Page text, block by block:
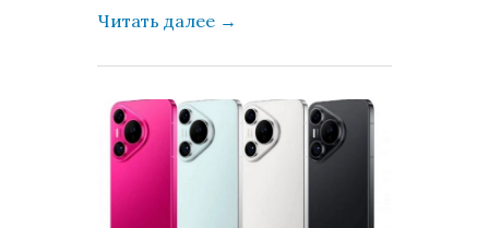
Читать далее →